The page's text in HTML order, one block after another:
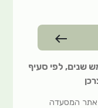
west
שנים, לפי סעיף
אתר המסעדה